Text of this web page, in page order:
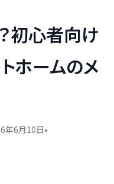
初心者向け
ホームのメ
年6月10日•